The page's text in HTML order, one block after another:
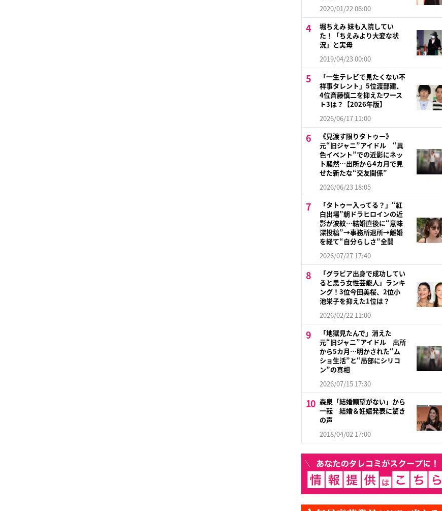
2020/01/22 06:00
堀ちえみ 妹も入院してい
た！「ちえみより大変な状
況」と実母
2019/04/23 00:00
「一生テレビで見たくない不
祥事タレント」5位渡部建、
4位斉藤慎二を抑えたワース
ト3は？【2026年版】
2026/06/17 11:00
《見渡す限りタトゥー》
元“旧ジャニ”アイドル “異
色イベント”での近影にネッ
ト騒然…出所から4カ月で見
せた新たな“交友関係”
2026/06/23 18:05
「タトゥー入ってる？」“紅
白出場”朝ドラヒロインの近
影が波紋…結婚直後に“意味
深投稿”→事務所退所→離婚
を経て“自分らしさ”全開
2026/07/27 17:40
「グラビア出身で成功してい
ると思う女性芸能人」ランキ
ング！3位今田美桜、2位小
池栄子を抑えた1位は？
2026/02/22 11:00
「地獄見たんで」消えた
元“旧ジャニ”アイドル 出所
から5カ月…明かされた“ム
ショ生活”と“局部にシリコ
ン”の真相
2026/07/15 17:30
森泉「結婚願望がない」から
一転 結婚＆妊娠発表に驚き
の声
2018/04/02 17:00